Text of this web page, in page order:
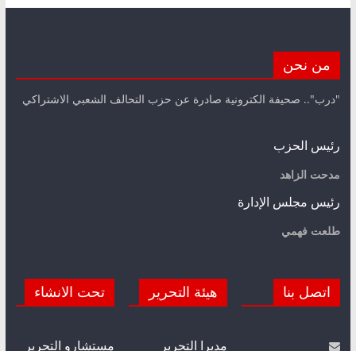
من نحن
"درب".. صحيفة الكترونية صادرة عن حزب التحالف الشعبي الاشتراكي
رئيس الحزب
مدحت الزاهد
رئيس مجلس الإدارة
طلعت فهمي
اتصل بنا هيئة التحرير
مديرا التحرير
تحت الانشاء
مستشارو التحرير